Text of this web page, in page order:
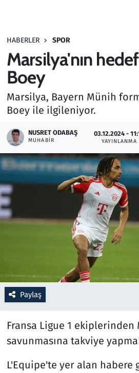
HABERLER SPOR
Marsilya'nın
Boey
Marsilya, Bayern Münih
Boey ile ilgileniyor.
NUSRET ODABAŞ
MUHABIR
03.12.2024 -
YAYINLANMA
Paylaş
Fransa Ligue 1 ekiplerinden
savunmasına takviye
L'Equipe'te yer alan habere
Haber
Kültür Sanat
Kurumsal Haberler
Otomobil
Ramazan
Resmi İlanlar
Rüya Tabirleri
Sağlık
Savunma Sanayi
Seçim 2023